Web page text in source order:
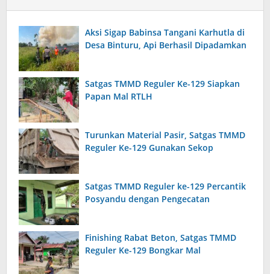
Aksi Sigap Babinsa Tangani Karhutla di
Desa Binturu, Api Berhasil Dipadamkan
Satgas TMMD Reguler Ke-129 Siapkan
Papan Mal RTLH
Turunkan Material Pasir, Satgas TMMD
Reguler Ke-129 Gunakan Sekop
Satgas TMMD Reguler ke-129 Percantik
Posyandu dengan Pengecatan
Finishing Rabat Beton, Satgas TMMD
Reguler Ke-129 Bongkar Mal